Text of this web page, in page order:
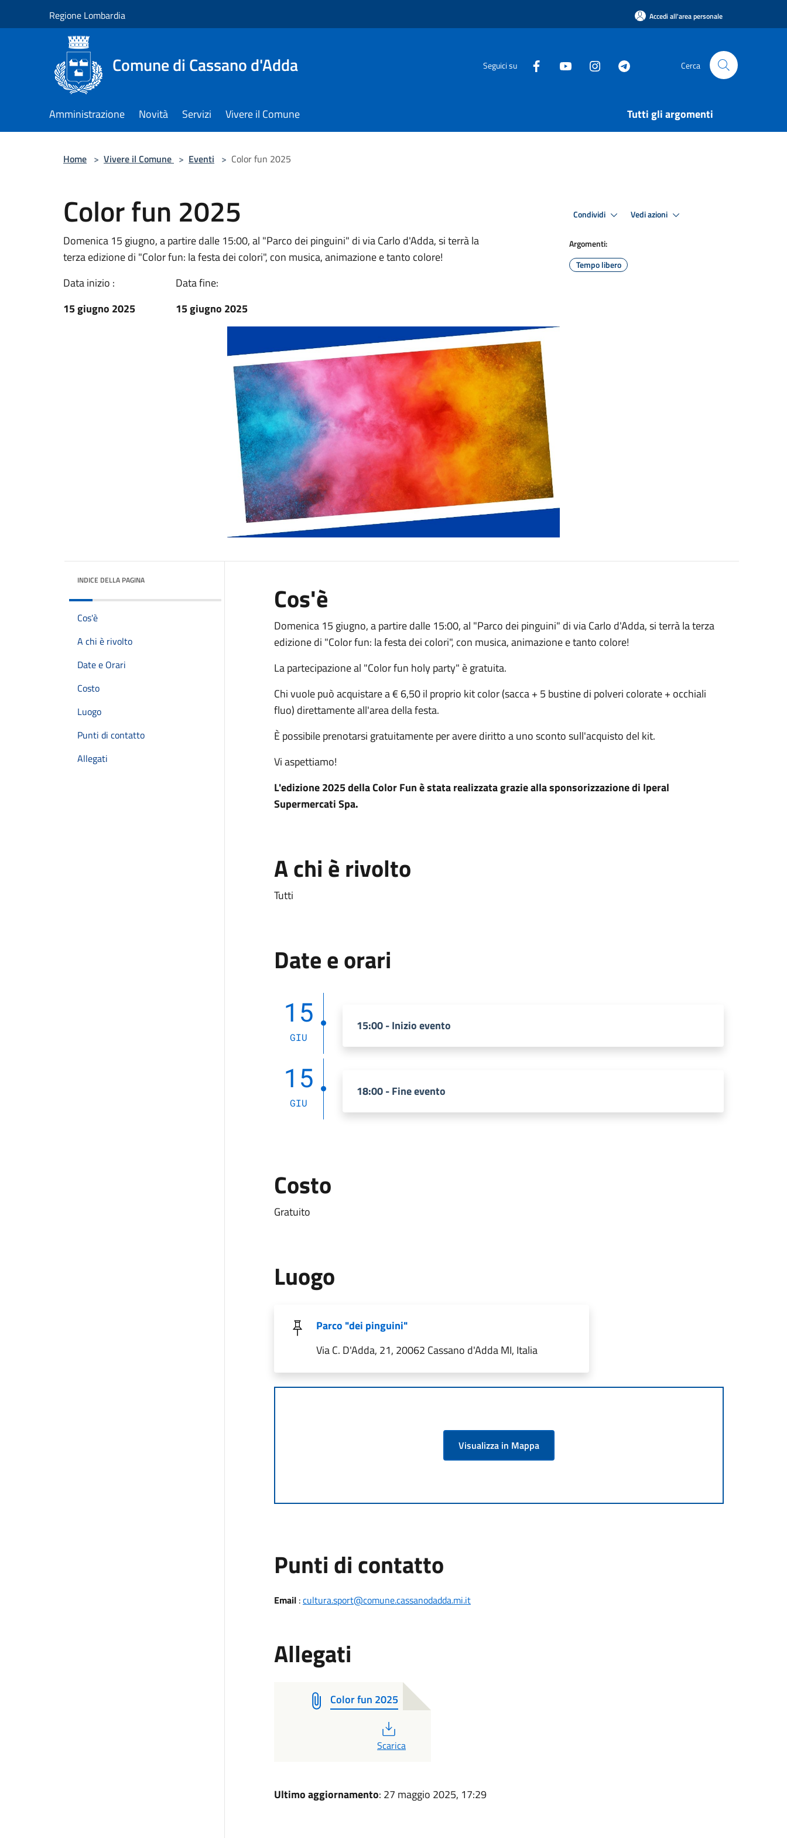
Regione Lombardia Accedi all'area personale
Comune di Cassano d'Adda Seguici su Cerca
Amministrazione Novità Servizi Vivere il Comune Tutti gli argomenti
Home > Vivere il Comune > Eventi > Color fun 2025
Color fun 2025
Domenica 15 giugno, a partire dalle 15:00, al "Parco dei pinguini" di via Carlo d'Adda, si terrà la
terza edizione di "Color fun: la festa dei colori", con musica, animazione e tanto colore!
Data inizio :
15 giugno 2025
Data fine:
15 giugno 2025
Condividi Vedi azioni
Argomenti:
Tempo libero
INDICE DELLA PAGINA
Cos'è
A chi è rivolto
Date e Orari
Costo
Luogo
Punti di contatto
Allegati
Cos'è
Domenica 15 giugno, a partire dalle 15:00, al "Parco dei pinguini" di via Carlo d'Adda, si terrà la terza
edizione di "Color fun: la festa dei colori", con musica, animazione e tanto colore!
La partecipazione al "Color fun holy party" è gratuita.
Chi vuole può acquistare a € 6,50 il proprio kit color (sacca + 5 bustine di polveri colorate + occhiali
fluo) direttamente all'area della festa.
È possibile prenotarsi gratuitamente per avere diritto a uno sconto sull'acquisto del kit.
Vi aspettiamo!
L'edizione 2025 della Color Fun è stata realizzata grazie alla sponsorizzazione di Iperal
Supermercati Spa.
A chi è rivolto
Tutti
Date e orari
15
GIU
15:00 - Inizio evento
15
GIU
18:00 - Fine evento
Costo
Gratuito
Luogo
Parco "dei pinguini"
Via C. D'Adda, 21, 20062 Cassano d'Adda MI, Italia
Visualizza in Mappa
Punti di contatto
Email:cultura.sport@comune.cassanodadda.mi.it
Allegati
Color fun 2025
Scarica
Ultimo aggiornamento: 27 maggio 2025, 17:29